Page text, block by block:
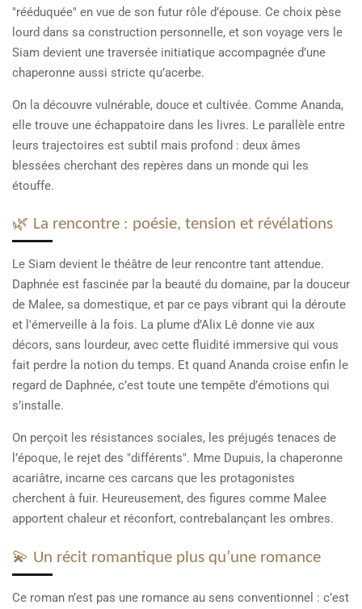
"rééduquée" en vue de son futur rôle d’épouse. Ce choix pèse
lourd dans sa construction personnelle, et son voyage vers le
Siam devient une traversée initiatique accompagnée d’une
chaperonne aussi stricte qu’acerbe.
On la découvre vulnérable, douce et cultivée. Comme Ananda,
elle trouve une échappatoire dans les livres. Le parallèle entre
leurs trajectoires est subtil mais profond : deux âmes
blessées cherchant des repères dans un monde qui les
étouffe.
🌿 La rencontre : poésie, tension et révélations
Le Siam devient le théâtre de leur rencontre tant attendue.
Daphnée est fascinée par la beauté du domaine, par la douceur
de Malee, sa domestique, et par ce pays vibrant qui la déroute
et l'émerveille à la fois. La plume d’Alix Lê donne vie aux
décors, sans lourdeur, avec cette fluidité immersive qui vous
fait perdre la notion du temps. Et quand Ananda croise enfin le
regard de Daphnée, c’est toute une tempête d’émotions qui
s’installe.
On perçoit les résistances sociales, les préjugés tenaces de
l’époque, le rejet des "différents". Mme Dupuis, la chaperonne
acariâtre, incarne ces carcans que les protagonistes
cherchent à fuir. Heureusement, des figures comme Malee
apportent chaleur et réconfort, contrebalançant les ombres.
💫 Un récit romantique plus qu’une romance
Ce roman n’est pas une romance au sens conventionnel : c’est